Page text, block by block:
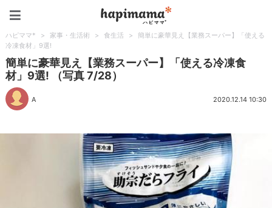
ハピママ* > 家事・生活術 > 食生活 >
簡単に豪華見え【業務スーパー】「使える
冷凍食材」9選!
簡単に豪華見え【業務スーパー】「使える冷凍食
材」9選! （写真 7/28）
A 2020.12.14 10:30